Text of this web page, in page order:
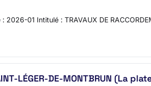
01 Intitulé : TRAVAUX DE
LÉGER-DE-MONTBRUN (La